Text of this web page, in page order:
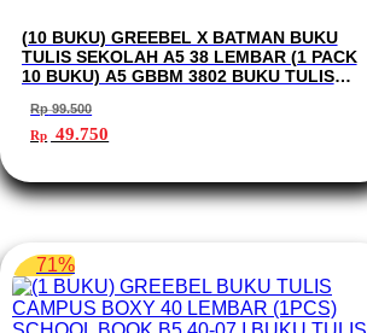
(10 BUKU) GREEBEL X BATMAN BUKU
TULIS SEKOLAH A5 38 LEMBAR (1 PACK
10 BUKU) A5 GBBM 3802 BUKU TULIS
Rp99.500
Harga
aslinya
Rp 99.500.
Rp 49.750saat
adalah:
Rp 49.750.
71%